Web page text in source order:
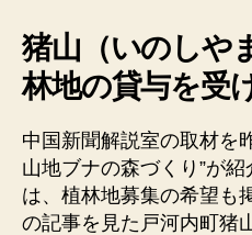
猪山（いのしや
林地の貸与を受
中国新聞解説室の取材を
山地ブナの森づくり”が
は、植林地募集の希望も
の記事を見た戸河内町猪